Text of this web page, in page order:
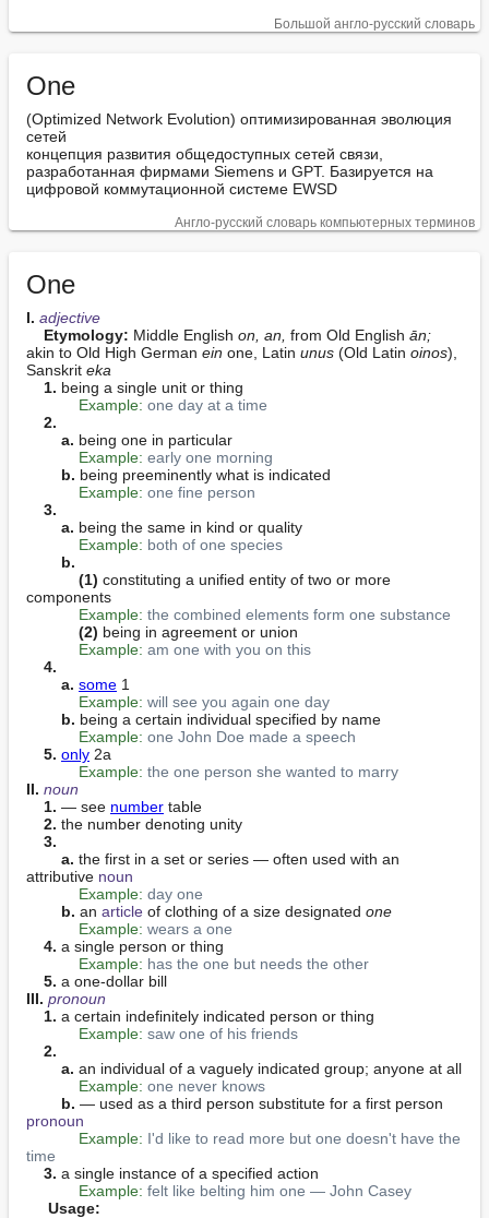
Большой англо-русский словарь
One
(Optimized Network Evolution) оптимизированная эволюция
сетей
концепция развития общедоступных сетей связи,
разработанная фирмами Siemens и GPT. Базируется на
цифровой коммутационной системе EWSD
Англо-русский словарь компьютерных терминов
One
I. adjective
Etymology: Middle English on, an, from Old English ān;
akin to Old High German ein one, Latin unus (Old Latin oinos),
Sanskrit eka
1. being a single unit or thing
Example: one day at a time
2.
a. being one in particular
Example: early one morning
b. being preeminently what is indicated
Example: one fine person
3.
a. being the same in kind or quality
Example: both of one species
b.
(1) constituting a unified entity of two or more
components
Example: the combined elements form one substance
(2) being in agreement or union
Example: am one with you on this
4.
a. some 1
Example: will see you again one day
b. being a certain individual specified by name
Example: one John Doe made a speech
5. only 2a
Example: the one person she wanted to marry
II. noun
1. — see number table
2. the number denoting unity
3.
a. the first in a set or series — often used with an
attributive noun
Example: day one
b. an article of clothing of a size designated one
Example: wears a one
4. a single person or thing
Example: has the one but needs the other
5.
III. pronoun
1. a certain indefinitely indicated person or thing
Example: saw one of his friends
2.
a. an individual of a vaguely indicated group; anyone at all
Example: one never knows
b.
pronoun
Example: I'd like to read more but one doesn't have the
time
3. a single instance of a specified action
Example: felt like belting him one — John Casey
Usage: